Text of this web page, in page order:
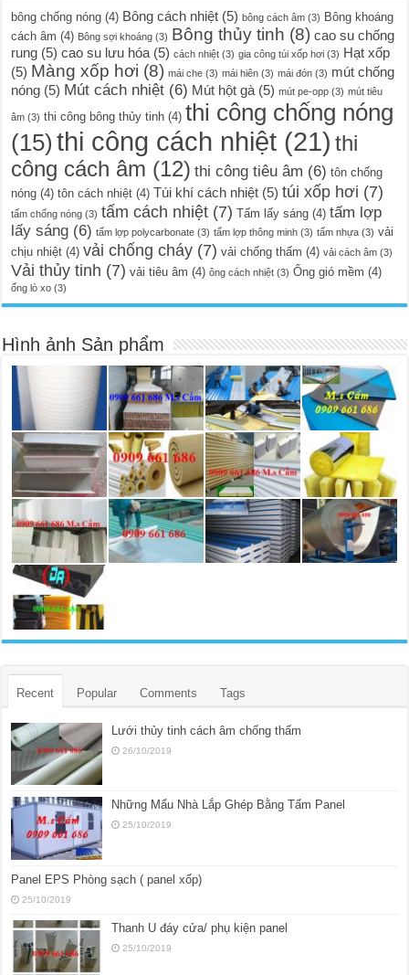
bông chống nóng (4) Bông cách nhiệt (5) bông cách âm (3) Bông khoáng
cách âm (4) Bông sợi khoáng (3) Bông thủy tinh (8) cao su chống
rung (5) cao su lưu hóa (5) cách nhiệt (3) gia công túi xốp hơi (3) Hạt xốp
(5) Màng xốp hơi (8) mái che (3) mái hiên (3) mái đón (3) mút chống
nóng (5) Mút cách nhiệt (6) Mút hột gà (5) mút pe-opp (3) mút tiêu
âm (3) thi công bông thủy tinh (4) thi công chống nóng
(15) thi công cách nhiệt (21) thi
công cách âm (12) thi công tiêu âm (6) tôn chống
nóng (4) tôn cách nhiệt (4) Túi khí cách nhiệt (5) túi xốp hơi (7)
tấm chống nóng (3) tấm cách nhiệt (7) Tấm lấy sáng (4) tấm lợp
lấy sáng (6) tấm lợp polycarbonate (3) tấm lợp thông minh (3) tấm nhựa (3) vải
chịu nhiệt (4) vải chống cháy (7) vải chống thấm (4) vải cách âm (3)
Vải thủy tinh (7) vải tiêu âm (4) ông cách nhiệt (3) Ống gió mềm (4)
ống lò xo (3)
Hình ảnh Sản phẩm
Recent Popular Comments Tags
Lưới thủy tinh cách âm chống thấm
26/10/2019
Những Mẩu Nhà Lắp Ghép Bằng Tấm Panel
25/10/2019
Panel EPS Phòng sạch ( panel xốp)
25/10/2019
Thanh U đáy cửa/ phụ kiện panel
25/10/2019